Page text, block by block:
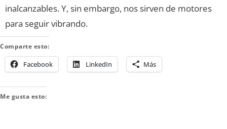
inalcanzables. Y, sin embargo, nos sirven de motores
para seguir vibrando.
Comparte esto:
Facebook LinkedIn Más
Me gusta esto: